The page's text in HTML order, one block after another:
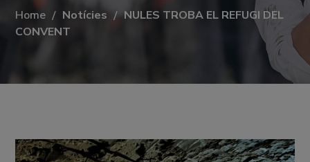
Home Notícies
NULES TROBA EL REFUGI DEL
CONVENT